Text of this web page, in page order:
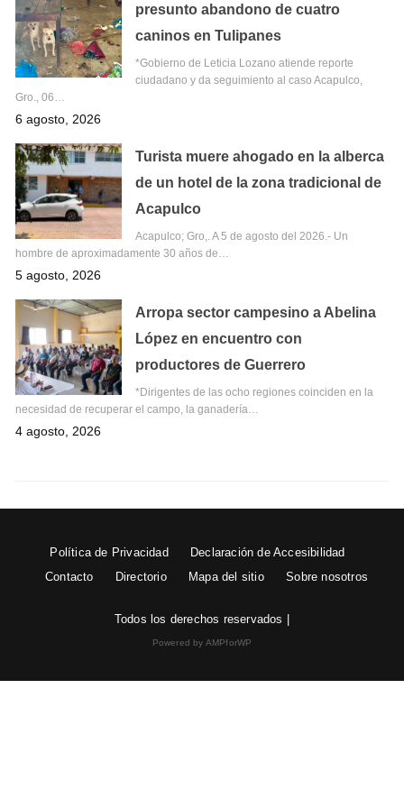
presunto abandono de cuatro
caninos en Tulipanes
*Gobierno de Leticia Lozano atiende reporte
ciudadano y da seguimiento al caso Acapulco,
Gro., 06…
6 agosto, 2026
Turista muere ahogado en la alberca
de un hotel de la zona tradicional de
Acapulco
Acapulco; Gro,. A 5 de agosto del 2026.- Un
hombre de aproximadamente 30 años de…
5 agosto, 2026
Arropa sector campesino a Abelina
López en encuentro con
productores de Guerrero
*Dirigentes de las ocho regiones coinciden en la
necesidad de recuperar el campo, la ganadería…
4 agosto, 2026
Política de Privacidad
Declaración de Accesibilidad
Contacto
Directorio Mapa del sitio Sobre nosotros
Todos los derechos reservados |
Powered by AMPforWP